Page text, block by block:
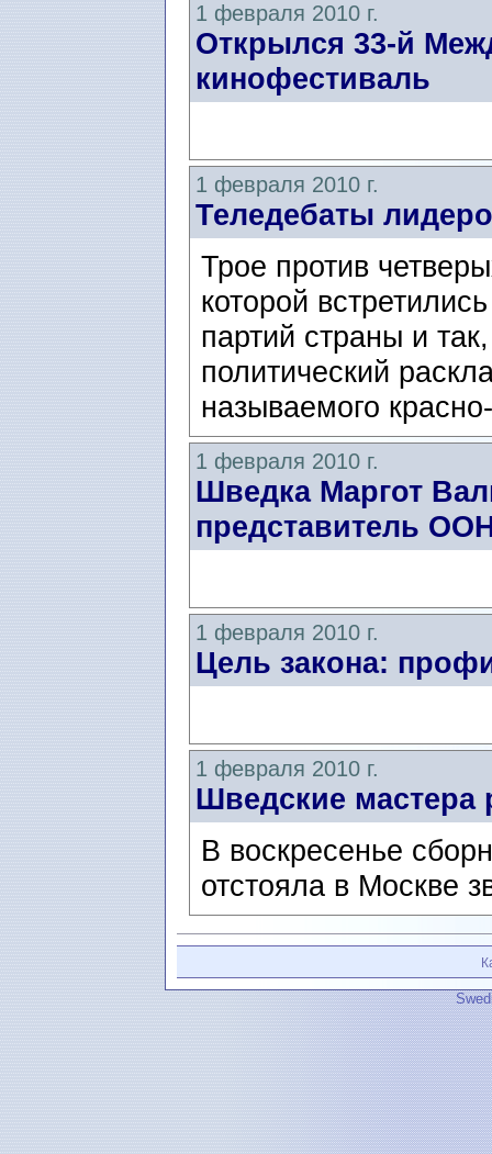
1 февраля 2010 г.
Открылся 33-й
кинофестиваль
1 февраля 2010 г.
Теледебаты
Трое против
которой
партий страны и
политический
называемого
1 февраля 2010 г.
Шведка Маргот
представитель
1 февраля 2010 г.
Цель закона:
1 февраля 2010 г.
Шведские мастера
В воскресенье
отстояла в Москве